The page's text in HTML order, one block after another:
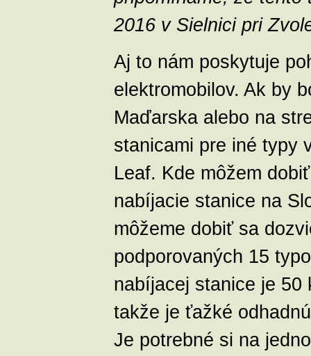
2016 v Sielnici pri
Aj to nám poskytuje
elektromobilov. Ak by
Maďarska alebo na
stanicami pre iné typy
Leaf. Kde môžem
nabíjacie stanice na
môžeme dobiť sa
podporovaných 15
nabíjacej stanice je 50
takže je ťažké
Je potrebné si na